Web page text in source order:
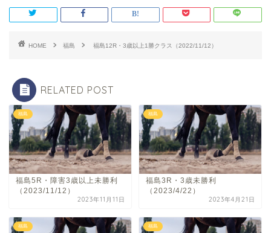
HOME 福島 福島12R・3歳以上1勝クラス（2022/11/12）
RELATED POST
福島
福島5R・障害3歳以上未勝利
（2023/11/12）
2023年11月11日
福島
福島3R・3歳未勝利
（2023/4/22）
2023年4月21日
福島 福島